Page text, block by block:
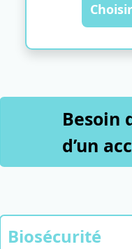
Besoin
d’un
Biosécurité